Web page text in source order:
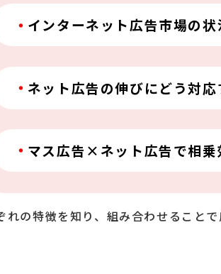
インターネット広告市場の状
ネット広告の伸びにどう対
マス広告×ネット広告で相乗
れの特徴を知り、組み合わせること